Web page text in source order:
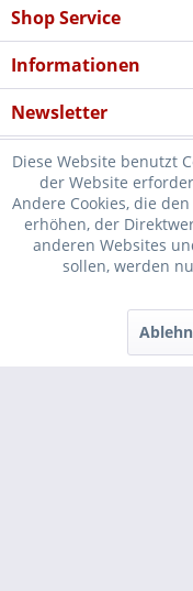
Shop Service
Informationen
Newsletter
* Verkauf nur an
öffentliche
Diese Website benutzt
der Website
Andere Cookies, die
erhöhen, der
anderen Websites
sollen, werden